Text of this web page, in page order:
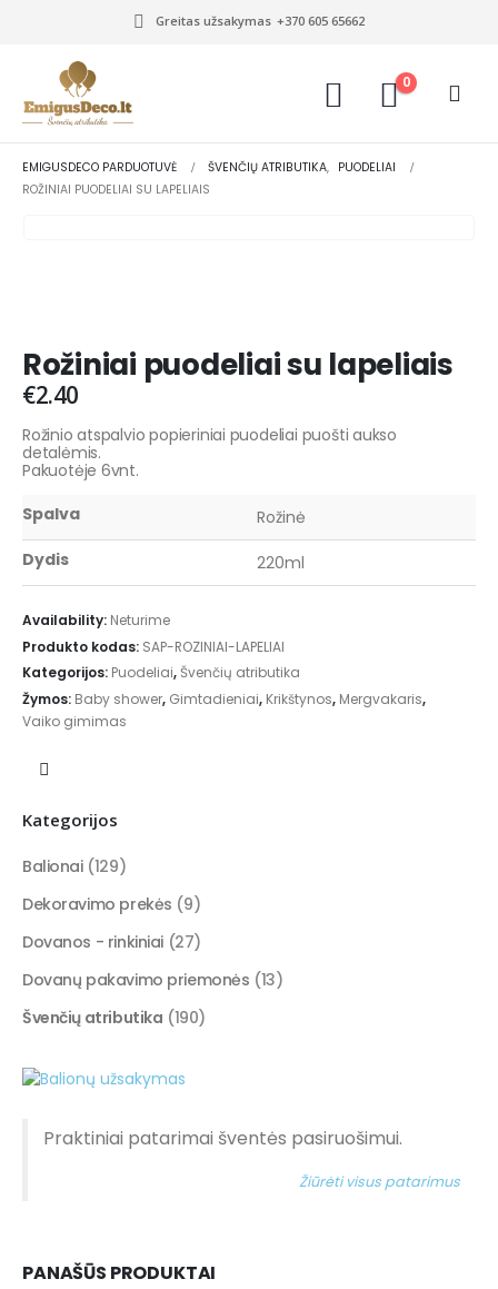
Greitas užsakymas +370 605 65662
0
EMIGUSDECO PARDUOTUVĖ ŠVENČIŲ ATRIBUTIKA, PUODELIAI
ROŽINIAI PUODELIAI SU LAPELIAIS
Rožiniai puodeliai su lapeliais
€2.40
Rožinio atspalvio popieriniai puodeliai puošti aukso
detalėmis.
Pakuotėje 6vnt.
Spalva
Rožinė
Dydis
220ml
Availability: Neturime
Produkto kodas: SAP-ROZINIAI-LAPELIAI
Kategorijos: Puodeliai,Švenčių atributika
Žymos: Baby shower, Gimtadieniai, Krikštynos, Mergvakaris,
Vaiko gimimas
Kategorijos
Balionai (129)
Dekoravimo prekės (9)
Dovanos - rinkiniai (27)
Dovanų pakavimo priemonės (13)
Švenčių atributika (190)
Praktiniai patarimai šventės pasiruošimui.
Žiūrėti visus patarimus
PANAŠŪS PRODUKTAI